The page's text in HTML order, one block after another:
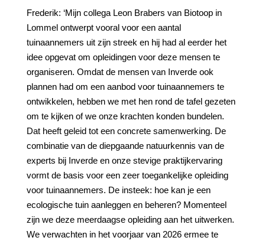
Frederik: ‘Mijn collega Leon Brabers van Biotoop in
Lommel ontwerpt vooral voor een aantal
tuinaannemers uit zijn streek en hij had al eerder het
idee opgevat om opleidingen voor deze mensen te
organiseren. Omdat de mensen van Inverde ook
plannen had om een aanbod voor tuinaannemers te
ontwikkelen, hebben we met hen rond de tafel gezeten
om te kijken of we onze krachten konden bundelen.
Dat heeft geleid tot een concrete samenwerking. De
combinatie van de diepgaande natuurkennis van de
experts bij Inverde en onze stevige praktijkervaring
vormt de basis voor een zeer toegankelijke opleiding
voor tuinaannemers. De insteek: hoe kan je een
ecologische tuin aanleggen en beheren? Momenteel
zijn we deze meerdaagse opleiding aan het uitwerken.
We verwachten in het voorjaar van 2026 ermee te